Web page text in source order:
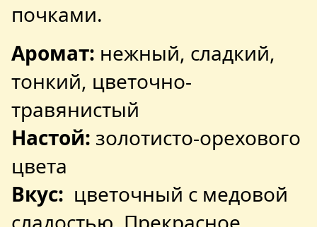
почками.
Аромат: нежный, сладкий,
тонкий, цветочно-
травянистый
Настой: золотисто-орехового
цвета
Вкус: цветочный с медовой